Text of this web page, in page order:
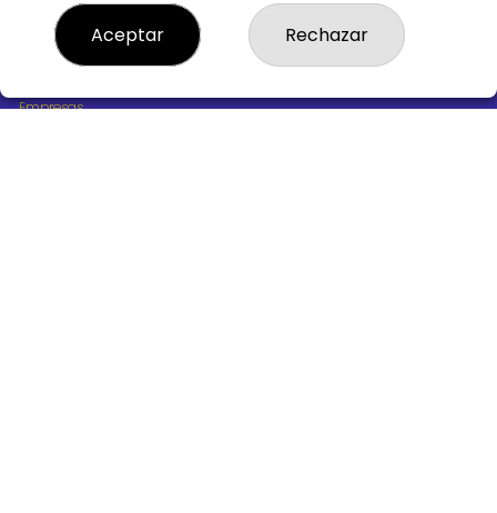
¿Quiénes somos?
Comprar lotería
Resultados
Empresas
Aceptar Rechazar